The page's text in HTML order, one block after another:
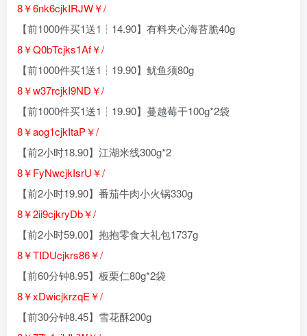
8￥6nk6cjkIRJW￥/
【前1000件买1送1┆14.90】有料夹心海苔脆40g
8￥Q0bTcjks1Af￥/
【前1000件买1送1┆19.90】鱿鱼须80g
8￥w37rcjkI9ND￥/
【前1000件买1送1┆19.90】蔓越莓干100g*2袋
8￥aog1cjkItaP￥/
【前2小时18.90】江湖米线300g*2
8￥FyNwcjkIsrU￥/
【前2小时19.90】番茄牛肉小火锅330g
8￥2ii9cjkryDb￥/
【前2小时59.00】抱抱零食大礼包1737g
8￥TIDUcjkrs86￥/
【前60分钟8.95】板栗仁80g*2袋
8￥xDwicjkrzqE￥/
【前30分钟8.45】雪花酥200g